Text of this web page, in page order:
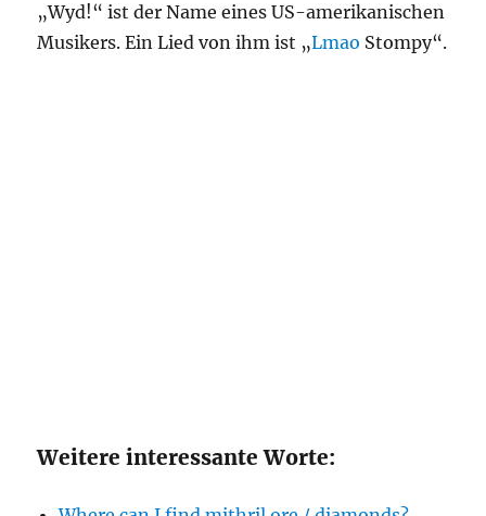
„Wyd!“ ist der Name eines US-amerikanischen
Musikers. Ein Lied von ihm ist „Lmao Stompy“.
Weitere interessante Worte: